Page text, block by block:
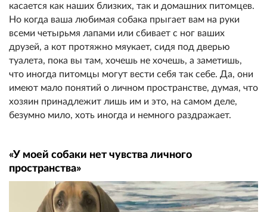
касается как наших близких, так и домашних питомцев.
Но когда ваша любимая собака прыгает вам на руки
всеми четырьмя лапами или сбивает с ног ваших
друзей, а кот протяжно мяукает, сидя под дверью
туалета, пока вы там, хочешь не хочешь, а заметишь,
что иногда питомцы могут вести себя так себе. Да, они
имеют мало понятий о личном пространстве, думая, что
хозяин принадлежит лишь им и это, на самом деле,
безумно мило, хоть иногда и немного раздражает.
«У моей собаки нет чувства личного
пространства»